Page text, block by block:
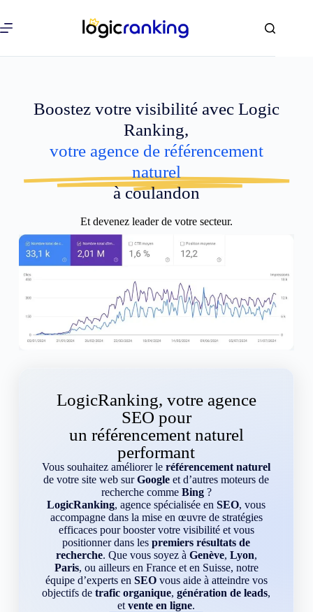
Boostez votre visibilité avec Logic
Ranking,
votre agence de référencement
naturel
à coulandon
Et devenez leader de votre secteur.
LogicRanking, votre agence
SEO pour
un référencement naturel
performant
Vous souhaitez améliorer leréférencement naturel
de votre site web surGoogle et d’autres moteurs de
recherche comme Bing?
LogicRanking, agence spécialisée enSEO, vous
accompagne dans la mise en œuvre de stratégies
efficaces pour booster votre visibilité et vous
positionner dans lespremiers résultats de
recherche. Que vous soyez à Genève, Lyon,
Paris, ou ailleurs en France et en Suisse, notre
équipe d’experts en SEOvous aide à atteindre vos
objectifs detrafic organique,génération de leads,
etvente en ligne.